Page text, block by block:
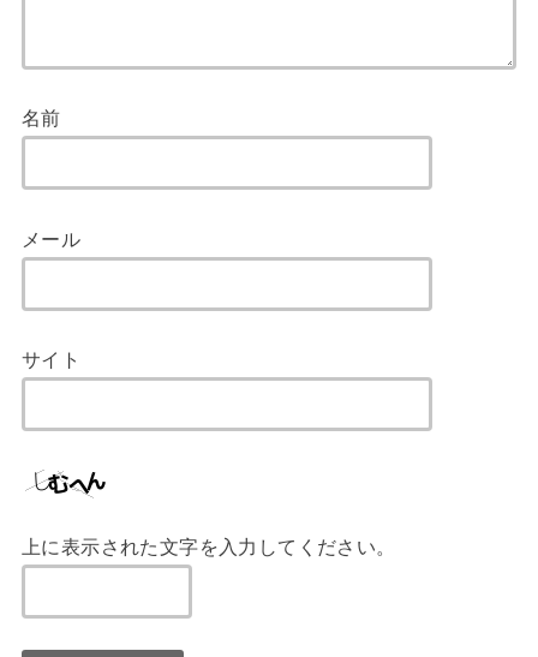
名前
メール
サイト
上に表示された文字を入力してください。